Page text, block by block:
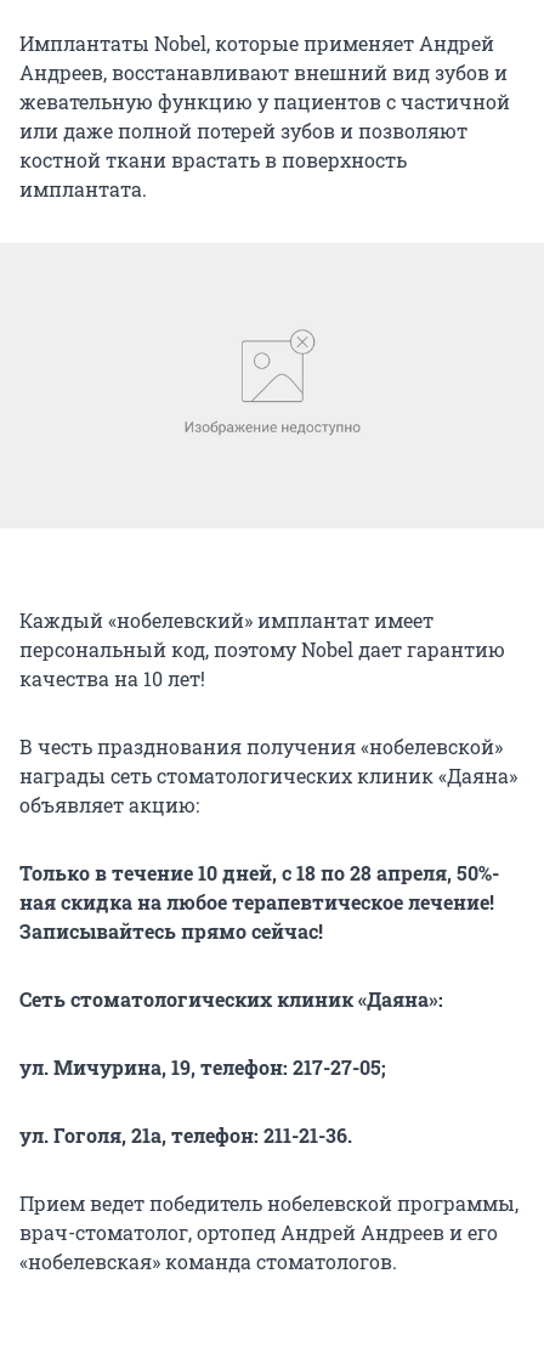
Имплантаты Nobel, которые применяет Андрей
Андреев, восстанавливают внешний вид зубов и
жевательную функцию у пациентов с частичной
или даже полной потерей зубов и позволяют
костной ткани врастать в поверхность
имплантата.
Каждый «нобелевский» имплантат имеет
персональный код, поэтому Nobel дает гарантию
качества на 10 лет!
В честь празднования получения «нобелевской»
награды сеть стоматологических клиник «Даяна»
объявляет акцию:
Только в течение 10 дней, с 18 по 28 апреля, 50%-
ная скидка на любое терапевтическое лечение!
Записывайтесь прямо сейчас!
Сеть стоматологических клиник «Даяна»:
ул. Мичурина, 19, телефон: 217-27-05;
ул. Гоголя, 21а, телефон: 211-21-36.
Прием ведет победитель нобелевской программы,
врач-стоматолог, ортопед Андрей Андреев и его
«нобелевская» команда стоматологов.